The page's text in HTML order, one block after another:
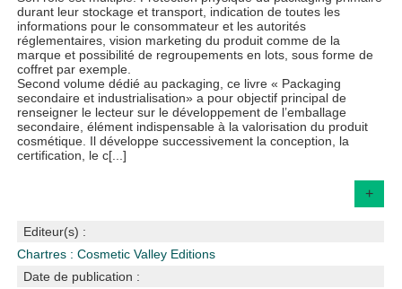
durant leur stockage et transport, indication de toutes les
informations pour le consommateur et les autorités
réglementaires, vision marketing du produit comme de la
marque et possibilité de regroupements en lots, sous forme de
coffret par exemple.
Second volume dédié au packaging, ce livre « Packaging
secondaire et industrialisation» a pour objectif principal de
renseigner le lecteur sur le développement de l’emballage
secondaire, élément indispensable à la valorisation du produit
cosmétique. Il développe successivement la conception, la
certification, le c[...]
+
Editeur(s) :
Chartres : Cosmetic Valley Editions
Date de publication :